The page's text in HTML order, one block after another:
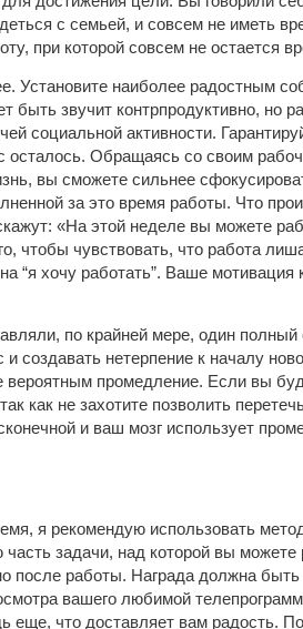
с семьей, и совсем не иметь
при которой совсем не остается
Установите наиболее радостным
быть звучит контрпродуктивно, но
социальной активности.
осталось. Обращаясь со своим
вы сможете сильнее
за это время работы. Что
«На этой неделе вы можете
чтобы чувствовать, что работа
“я хочу работать”. Ваше
по крайней мере, один
создавать нетерпение к началу
вероятным промедление. Если вы
как не захотите позволить
и ваш мозг использует
я рекомендую использовать
задачи, над которой вы
после работы. Награда должна быть
вашего любимой
еще, что доставляет вам радость.